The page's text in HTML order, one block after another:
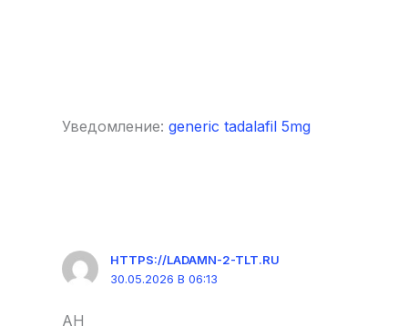
Уведомление: generic tadalafil 5mg
HTTPS://LADAMN-2-TLT.RU
30.05.2026 В 06:13
AH